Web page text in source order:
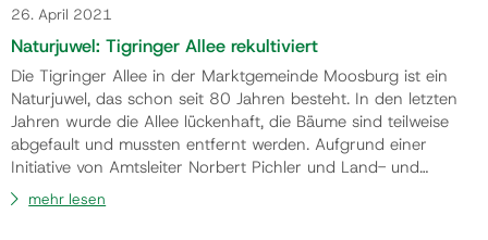
26. April 2021
Naturjuwel: Tigringer Allee rekultiviert
Die Tigringer Allee in der Marktgemeinde Moosburg ist ein
Naturjuwel, das schon seit 80 Jahren besteht. In den letzten
Jahren wurde die Allee lückenhaft, die Bäume sind teilweise
abgefault und mussten entfernt werden. Aufgrund einer
Initiative von Amtsleiter Norbert Pichler und Land- und
Gastwirt Heinz Eichwalder wurde die
„Interessensgemeinschaft zur Erhaltung der Tigringer Natur
mehr lesen